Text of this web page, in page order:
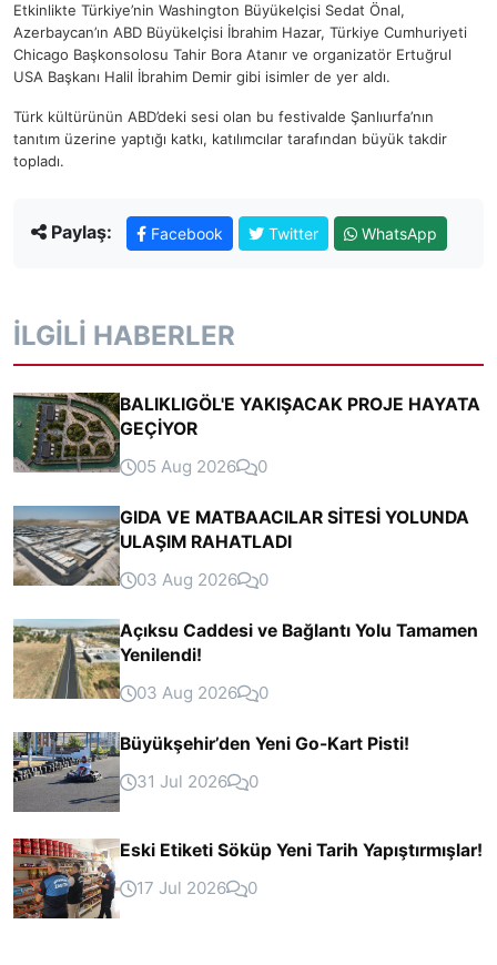
Etkinlikte Türkiye’nin Washington Büyükelçisi Sedat Önal,
Azerbaycan’ın ABD Büyükelçisi İbrahim Hazar, Türkiye Cumhuriyeti
Chicago Başkonsolosu Tahir Bora Atanır ve organizatör Ertuğrul
USA Başkanı Halil İbrahim Demir gibi isimler de yer aldı.
Türk kültürünün ABD’deki sesi olan bu festivalde Şanlıurfa’nın
tanıtım üzerine yaptığı katkı, katılımcılar tarafından büyük takdir
topladı.
Paylaş: Facebook Twitter WhatsApp
İLGILI HABERLER
BALIKLIGÖL'E YAKIŞACAK PROJE HAYATA
GEÇİYOR
05 Aug 2026
0
GIDA VE MATBAACILAR SİTESİ YOLUNDA
ULAŞIM RAHATLADI
03 Aug 2026
0
Açıksu Caddesi ve Bağlantı Yolu Tamamen
Yenilendi!
03 Aug 2026
0
Büyükşehir’den Yeni Go-Kart Pisti!
31 Jul 2026
0
Eski Etiketi Söküp Yeni Tarih Yapıştırmışlar!
17 Jul 2026
0